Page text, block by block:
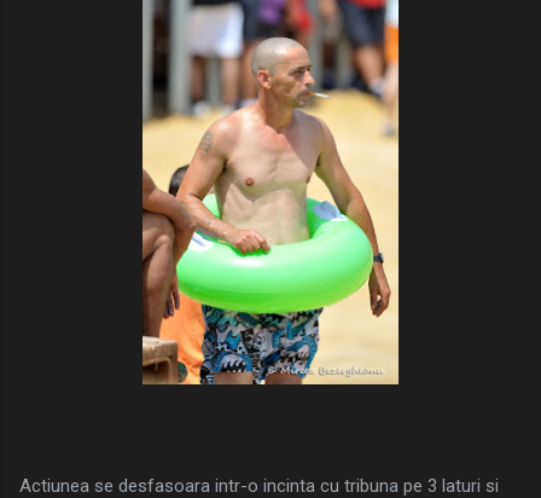
Actiunea se desfasoara intr-o incinta cu tribuna pe 3 laturi si